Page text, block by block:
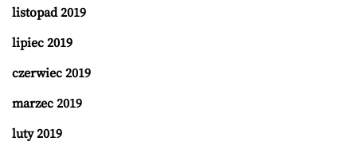
listopad 2019
lipiec 2019
czerwiec 2019
marzec 2019
luty 2019